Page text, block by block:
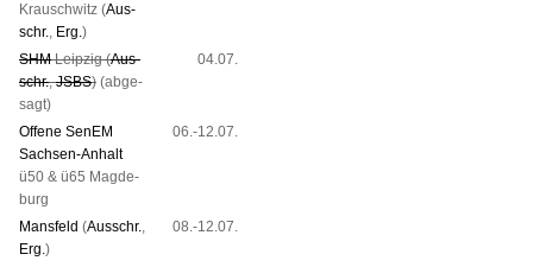
Krausch­witz (Aus­
schr., Erg.)
SHMLeip­zig (Aus­
schr.,JSBS) (ab­ge­
sagt)
04.07.
Offene SenEM
Sach­sen-An­halt
ü50 & ü65 Mag­de­
burg
06.-12.07.
Mans­feld (Aus­schr.,
Erg.)
08.-12.07.